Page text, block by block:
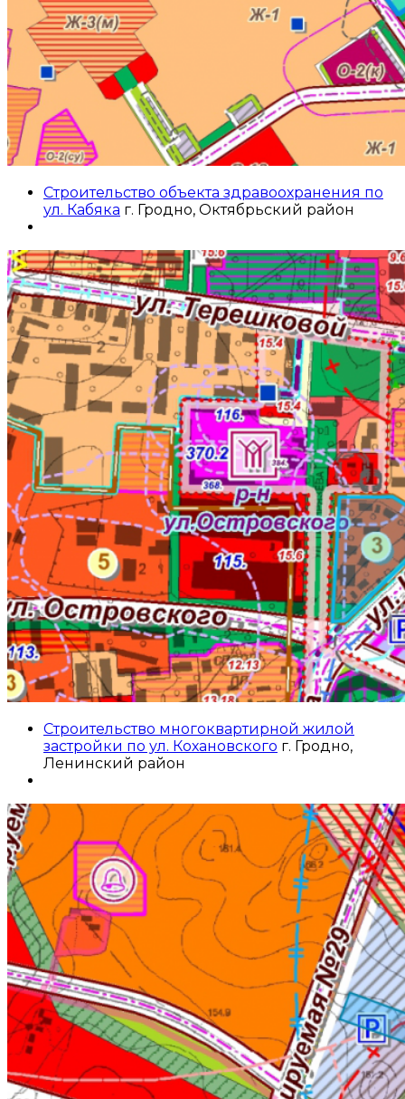
Строительство объекта здравоохранения по
ул. Кабяка г. Гродно, Октябрьский район
Строительство многоквартирной жилой
застройки по ул. Кохановского г. Гродно,
Ленинский район